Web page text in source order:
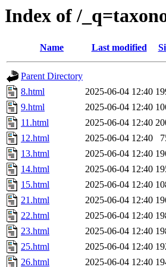
Index of /
Name Last modified
Parent Directory
8.html
2025-06-04 12:40
9.html
2025-06-04 12:40
11.html
2025-06-04 12:40
12.html
2025-06-04 12:40
13.html
2025-06-04 12:40
14.html
2025-06-04 12:40
15.html
2025-06-04 12:40
21.html
2025-06-04 12:40
22.html
2025-06-04 12:40
23.html
2025-06-04 12:40
25.html
2025-06-04 12:40
26.html
2025-06-04 12:40